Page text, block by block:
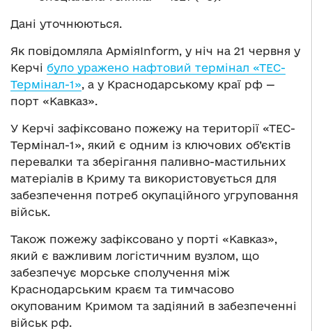
Дані уточнюються.
Як повідомляла АрміяInform, у ніч на 21 червня у
Керчі було уражено нафтовий термінал «ТЕС-
Термінал-1», а у Краснодарському краї рф —
порт «Кавказ».
У Керчі зафіксовано пожежу на території «ТЕС-
Термінал-1», який є одним із ключових об’єктів
перевалки та зберігання паливно-мастильних
матеріалів в Криму та використовується для
забезпечення потреб окупаційного угруповання
військ.
Також пожежу зафіксовано у порті «Кавказ»,
який є важливим логістичним вузлом, що
забезпечує морське сполучення між
Краснодарським краєм та тимчасово
окупованим Кримом та задіяний в забезпеченні
військ рф.